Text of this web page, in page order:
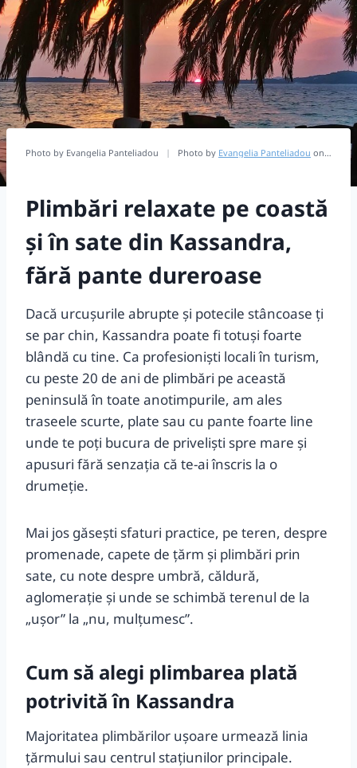
Photo by Evangelia Panteliadou | Photo by Evangelia Panteliadou on
Plimbări relaxate pe coastă
și în sate din Kassandra,
fără pante dureroase
Dacă urcușurile abrupte și potecile stâncoase ți
se par chin, Kassandra poate fi totuşi foarte
blândă cu tine. Ca profesioniști locali în turism,
cu peste 20 de ani de plimbări pe această
peninsulă în toate anotimpurile, am ales
traseele scurte, plate sau cu pante foarte line
unde te poți bucura de priveliști spre mare și
apusuri fără senzația că te-ai înscris la o
drumeție.
Mai jos găsești sfaturi practice, pe teren, despre
promenade, capete de ţărm și plimbări prin
sate, cu note despre umbră, căldură,
aglomerație și unde se schimbă terenul de la
„ușor” la „nu, mulțumesc”.
Cum să alegi plimbarea plată
potrivită în Kassandra
Majoritatea plimbărilor ușoare urmează linia
ţărmului sau centrul stațiunilor principale.